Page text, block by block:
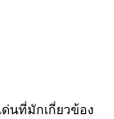
นที่มักเกี่ยวข้อง